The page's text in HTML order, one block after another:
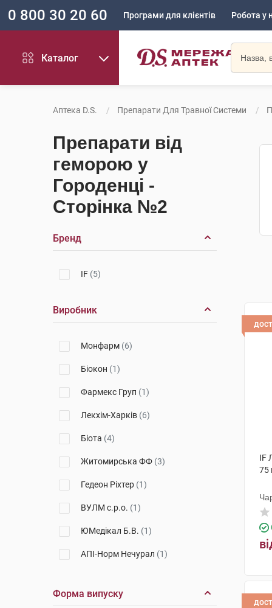
0 800 30 20 60 Програми для клієнтів Робота у
Каталог
Аптека D.S. Препарати Для Травної Системи
Препарати від
геморою у
Городенці -
Сторінка №2
Бренд
IF (5)
Виробник
Монфарм (6)
Біокон (1)
Фармекс Груп (1)
Лекхім-Харків (6)
Біота (4)
Житомирська ФФ (3)
Гедеон Ріхтер (1)
ВУЛМ с.р.о. (1)
ЮМедікал Б.В. (1)
АПІ-Норм Нечурал (1)
ДКП Фармацевтична фабрика
Форма випуску
IF
75